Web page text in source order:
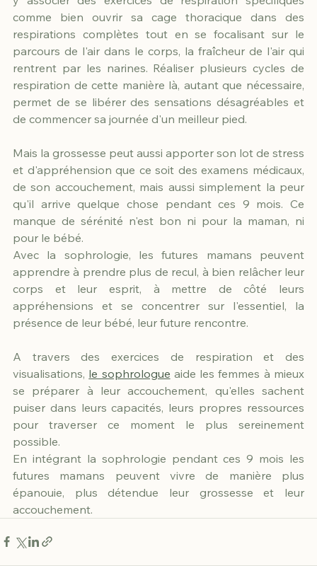
comme bien ouvrir sa cage thoracique dans des
respirations complètes tout en se focalisant sur le
parcours de l'air dans le corps, la fraîcheur de l'air qui
rentrent par les narines. Réaliser plusieurs cycles de
respiration de cette manière là, autant que nécessaire,
permet de se libérer des sensations désagréables et
de commencer sa journée d'un meilleur pied.
Mais la grossesse peut aussi apporter son lot de stress
et d'appréhension que ce soit des examens médicaux,
de son accouchement, mais aussi simplement la peur
qu'il arrive quelque chose pendant ces 9 mois. Ce
manque de sérénité n'est bon ni pour la maman, ni
pour le bébé.
Avec la sophrologie, les futures mamans peuvent
apprendre à prendre plus de recul, à bien relâcher leur
corps et leur esprit, à mettre de côté leurs
appréhensions et se concentrer sur l'essentiel, la
présence de leur bébé, leur future rencontre.
A travers des exercices de respiration et des
visualisations, le sophrologue aide les femmes à mieux
se préparer à leur accouchement, qu'elles sachent
puiser dans leurs capacités, leurs propres ressources
pour traverser ce moment le plus sereinement
possible.
En intégrant la sophrologie pendant ces 9 mois les
futures mamans peuvent vivre de manière plus
épanouie, plus détendue leur grossesse et leur
accouchement.